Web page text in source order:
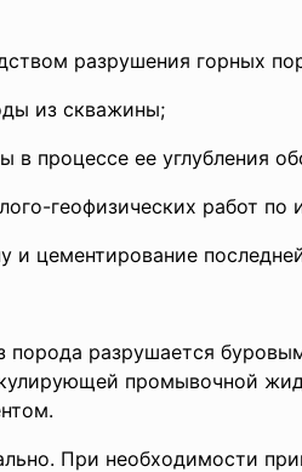
разрушения горных
из скважины;
в процессе ее углубления
геофизических работ
и цементирование
порода разрушается
промывочной
При необходимости